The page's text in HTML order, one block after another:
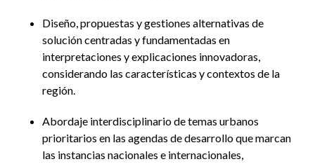
Diseño, propuestas y gestiones alternativas de
solución centradas y fundamentadas en
interpretaciones y explicaciones innovadoras,
considerando las características y contextos de la
región.
Abordaje interdisciplinario de temas urbanos
prioritarios en las agendas de desarrollo que marcan
las instancias nacionales e internacionales,